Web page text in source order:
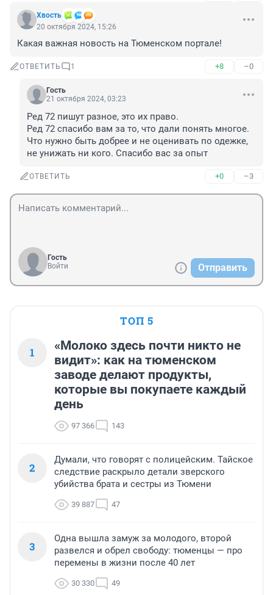
Хвость
20 октября 2024, 15:26
Какая важная новость на Тюменском портале!
ОТВЕТИТЬ 1 +8 –0
Гость
21 октября 2024, 03:23
Ред 72 пишут разное, это их право.
Ред 72 спасибо вам за то, что дали понять многое.
Что нужно быть добрее и не оценивать по одежке,
не унижать ни кого. Спасибо вас за опыт
ОТВЕТИТЬ +0 –3
Гость
Войти
Отправить
ТОП 5
1
«Молоко здесь почти никто не
видит»: как на тюменском
заводе делают продукты,
которые вы покупаете каждый
день
97 366 143
2
Думали, что говорят с полицейским. Тайское
следствие раскрыло детали зверского
убийства брата и сестры из Тюмени
39 887 47
3
Одна вышла замуж за молодого, второй
развелся и обрел свободу: тюменцы — про
перемены в жизни после 40 лет
30 330 49